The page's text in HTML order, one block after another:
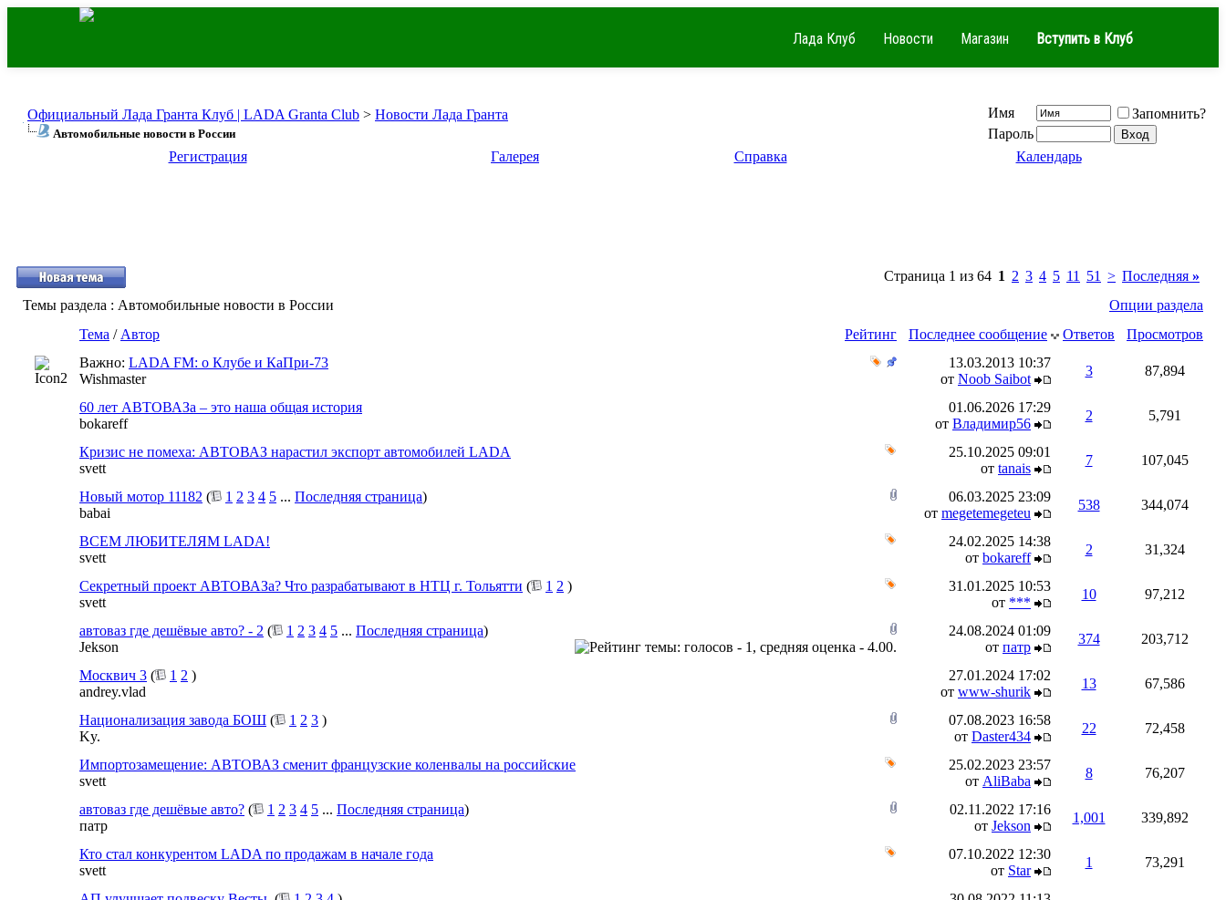
Лада Клуб Новости Магазин Вступить в Клуб
Официальный Лада Гранта Клуб | LADA Granta Club > Новости Лада Гранта
Автомобильные новости в России
Имя
Запомнить?
Пароль
Регистрация
Галерея Справка Календарь
Страница 1 из 64 1 2 3 4 5 11 51 > Последняя »
Темы раздела : Автомобильные новости в России
Опции раздела
Рейтинг
Тема / Автор Последнее сообщение Ответов
Просмотров
Важно: LADA FM: о Клубе и КаПри-73
Wishmaster
13.03.2013 10:37
от Noob Saibot
3 87,894
60 лет АВТОВАЗа – это наша общая история
bokareff
01.06.2026 17:29
от Владимир56
2 5,791
Кризис не помеха: АВТОВАЗ нарастил экспорт автомобилей LADA
svett
25.10.2025 09:01
от tanais
7 107,045
Новый мотор 11182 ( 1 2 3 4 5 ... Последняя страница)
babai
06.03.2025 23:09
от megetemegeteu
538 344,074
ВСЕМ ЛЮБИТЕЛЯМ LADA!
svett
24.02.2025 14:38
от bokareff
2 31,324
Секретный проект АВТОВАЗа? Что разрабатывают в НТЦ г. Тольятти ( 1 2 )
svett
31.01.2025 10:53
от ***
10 97,212
автоваз где дешёвые авто? - 2 ( 1 2 3 4 5 ... Последняя страница)
Jekson
24.08.2024 01:09
от патр
374 203,712
Москвич 3 ( 1 2 )
andrey.vlad
27.01.2024 17:02
от www-shurik
13 67,586
Национализация завода БОШ ( 1 2 3 )
Ky.
07.08.2023 16:58
от Daster434
22 72,458
Импортозамещение: АВТОВАЗ сменит французские коленвалы на российские
svett
25.02.2023 23:57
от AliBaba
8 76,207
автоваз где дешёвые авто? ( 1 2 3 4 5 ... Последняя страница)
патр
02.11.2022 17:16
от Jekson
1,001 339,892
Кто стал конкурентом LADA по продажам в начале года
svett
07.10.2022 12:30
от Star
1 73,291